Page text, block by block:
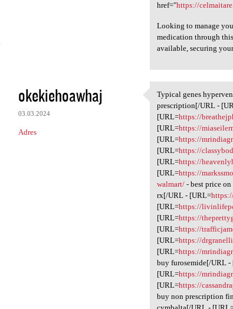
href="https://
Looking to manage
medication through
available, securing
okekiehoawhaj
03.03.2024
Adres
Typical genes
Typical genes
prescription[/URL -
[URL=https://
[URL=https://
[URL=https://
[URL=https://
[URL=https://
[URL=https://
walmart/ - best price
rx[/URL - [URL=
[URL=https://
[URL=https://
[URL=https://
[URL=https://
[URL=https://
buy furosemide[/URL -
[URL=https://
[URL=https://
buy non prescription